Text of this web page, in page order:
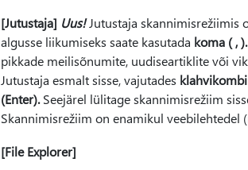
[Jutustaja] Uus!Jutustaja skannimisrežiimis
algusse liikumiseks saate kasutada koma ( , ).
pikkade meilisõnumite, uudiseartiklite või
Jutustaja esmalt sisse, vajutades
(Enter).Seejärel lülitage skannimisrežiim
Skannimisrežiim on enamikul
[File Explorer]